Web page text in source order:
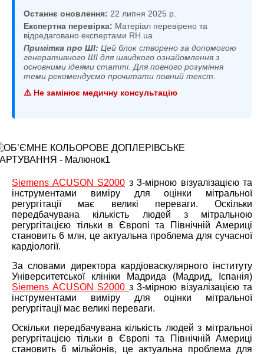
Останнє оновлення: 22 липня 2025 р.
Експертна перевірка: Матеріал перевірено та
відредаговано експертами RH.ua
Примітка про ШІ: Цей блок створено за допомогою
генеративного ШІ для швидкого ознайомлення з
основними ідеями статті. Для повного розуміння
теми рекомендуємо прочитати повний текст.
⚠️ Не замінює медичну консультацію
Siemens ACUSON S2000 з 3-мірною візуалізацією та
інструментами виміру для оцінки мітральної
регургітації має великі переваги. Оскільки
передбачувана кількість людей з мітральною
регургітацією тільки в Європі та Північній Америці
становить 6 млн, це актуальна проблема для сучасної
кардіології.
За словами директора кардіоваскулярного інституту
Університетської клініки Мадрида (Мадрид, Іспанія)
Siemens ACUSON S2000 з3-мірною візуалізацією та
інструментами виміру для оцінки мітральної
регургітації має великі переваги.
Оскільки передбачувана кількість людей з мітральної
регургітацією тільки в Європі та Північній Америці
становить 6 мільйонів, це актуальна проблема для